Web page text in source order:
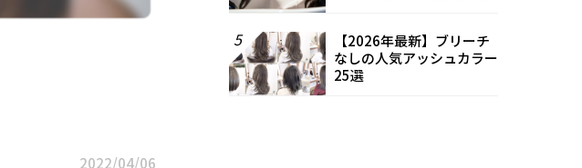
2022/04/06
5
【2026年最新】ブリーチ
なしの人気アッシュカラー
25選